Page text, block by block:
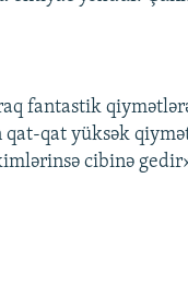
fantastik qiymətlərə
qat-qat yüksək
cibinə